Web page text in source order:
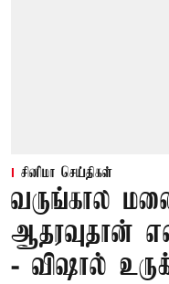
சினிமா செய்திகள்
வருங்கால
ஆதரவுதான்
- விஷால்